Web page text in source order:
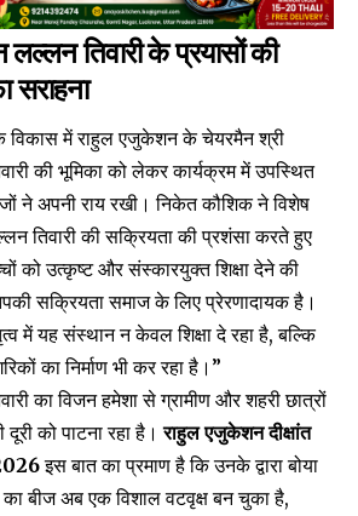
तिवारी के प्रयासों की
सराहना
विकास में राहुल एजुकेशन के चेयरमैन श्री
की भूमिका को लेकर कार्यक्रम में उपस्थित
ने अपनी राय रखी। निकेत कौशिक ने विशेष
तिवारी की सक्रियता की प्रशंसा करते हुए
को उत्कृष्ट और संस्कारयुक्त शिक्षा देने की
सक्रियता समाज के लिए प्रेरणादायक है।
में यह संस्थान न केवल शिक्षा दे रहा है, बल्कि
का निर्माण भी कर रहा है।”
का विजन हमेशा से ग्रामीण और शहरी छात्रों
को पाटना रहा है।राहुल एजुकेशन दीक्षांत
इस बात का प्रमाण है कि उनके द्वारा बोया
का बीज अब एक विशाल वटवृक्ष बन चुका है,